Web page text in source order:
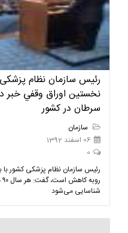
رئیس سازمان نظام
نخستين اوراق وقفي خبر
سرطان در کشور
سازمان
06 اسفند 1392
0
رئیس سازمان نظام پزشکی کشور با
شناسایی می‌شود